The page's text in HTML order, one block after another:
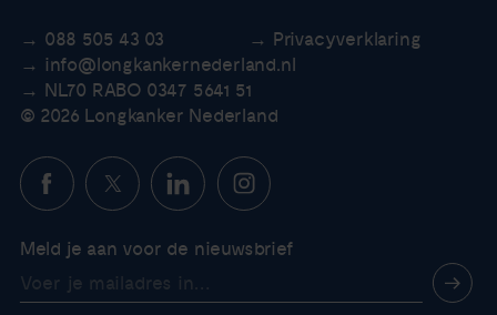
088 505 43 03
Privacyverklaring
info@longkankernederland.nl
NL70 RABO 0347 5641 51
© 2026 Longkanker Nederland
Meld je aan voor de nieuwsbrief